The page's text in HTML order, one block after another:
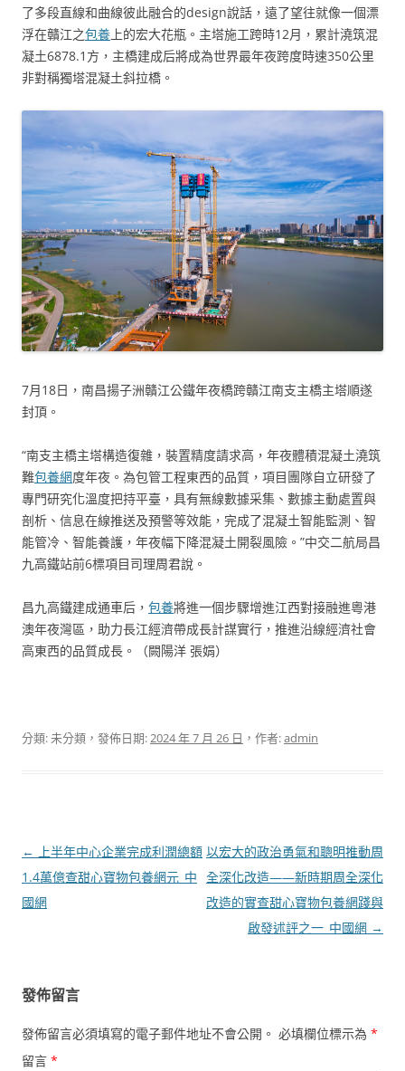
了多段直線和曲線彼此融合的design說話，遠了望往就像一個漂
浮在贛江之包養 上的宏大花瓶。主塔施工跨時12月，累計澆筑混
凝土6878.1方，主橋建成后將成為世界最年夜跨度時速350公里
非對稱獨塔混凝土斜拉橋。
7月18日，南昌揚子洲贛江公鐵年夜橋跨贛江南支主橋主塔順遂
封頂。
“南支主橋主塔構造復雜，裝置精度請求高，年夜體積混凝土澆筑
難包養網度年夜。為包管工程東西的品質，項目團隊自立研發了
專門研究化溫度把持平臺，具有無線數據采集、數據主動處置與
剖析、信息在線推送及預警等效能，完成了混凝土智能監測、智
能管冷、智能養護，年夜幅下降混凝土開裂風險。”中交二航局昌
九高鐵站前6標項目司理周君說。
昌九高鐵建成通車后， 包養將進一個步驟增進江西對接融進粵港
澳年夜灣區，助力長江經濟帶成長計謀實行，推進沿線經濟社會
高東西的品質成長。（闕陽洋 張娟）
分類: 未分類，發佈日期:2024 年 7 月 26 日 ，作者:admin
文
章
導
←
上半年中心企業完成利潤總額
1.4萬億查甜心寶物包養網元_中
國網
以宏大的政治勇氣和聰明推動周
全深化改造——新時期周全深化
改造的實查甜心寶物包養網踐與
啟發述評之一_中國網 →
發佈留言
發佈留言必須填寫的電子郵件地址不會公開。 必填欄位標示為 *
留言 *